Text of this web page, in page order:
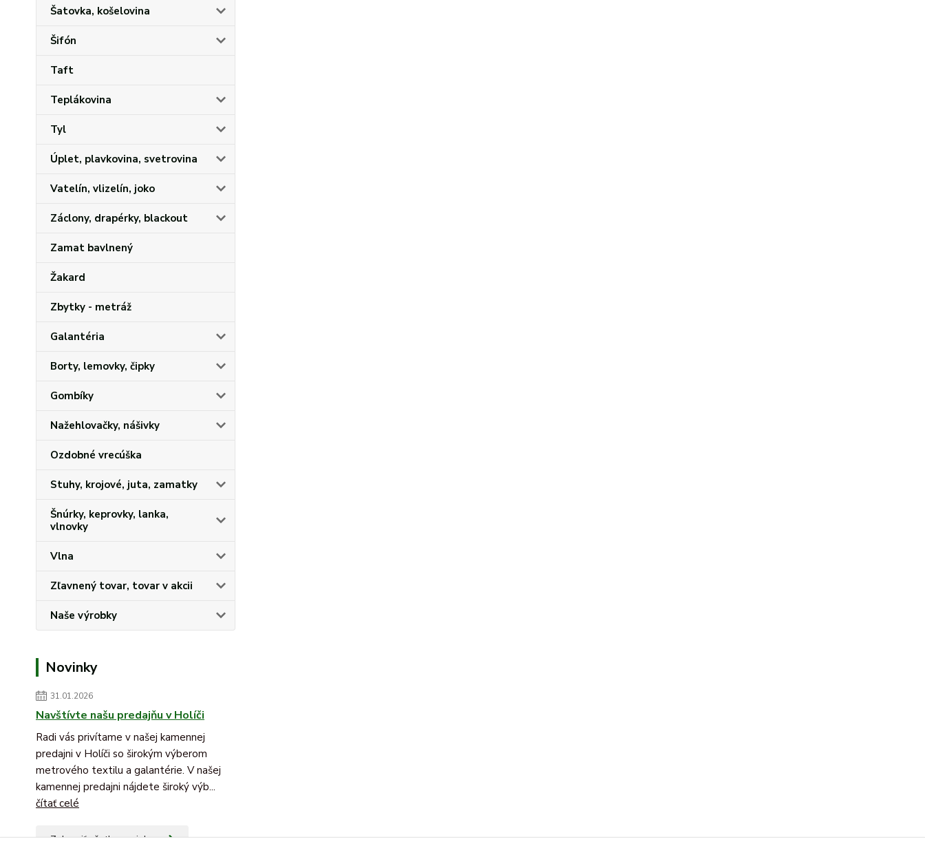
Šatovka, košelovina
Šifón
Taft
Teplákovina
Tyl
Úplet, plavkovina, svetrovina
Vatelín, vlizelín, joko
Záclony, drapérky, blackout
Zamat bavlnený
Žakard
Zbytky - metráž
Galantéria
Borty, lemovky, čipky
Gombíky
Nažehlovačky, nášivky
Ozdobné vrecúška
Stuhy, krojové, juta, zamatky
Šnúrky, keprovky, lanka,
vlnovky
Vlna
Zľavnený tovar, tovar v akcii
Naše výrobky
Novinky
31.01.2026
Navštívte našu predajňu v Holíči
Radi vás privítame v našej kamennej
predajni v Holíči so širokým výberom
metrového textilu a galantérie. V našej
kamennej predajni nájdete široký výb...
čítať celé
Zobraziť všetky novinky